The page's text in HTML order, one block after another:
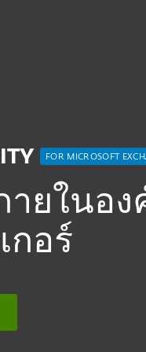
FOR MICROSOFT
ยในอง
กอร์